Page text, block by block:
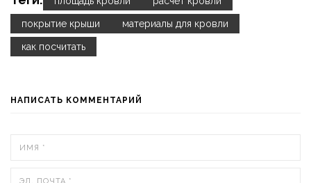
покрытие крыши материалы для кровли
как посчитать
НАПИСАТЬ КОММЕНТАРИЙ